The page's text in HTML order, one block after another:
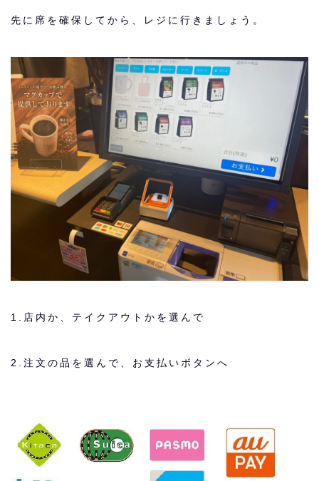
先に席を確保してから、レジに行きましょう。
1.店内か、テイクアウトかを選んで
2.注文の品を選んで、お支払いボタンへ